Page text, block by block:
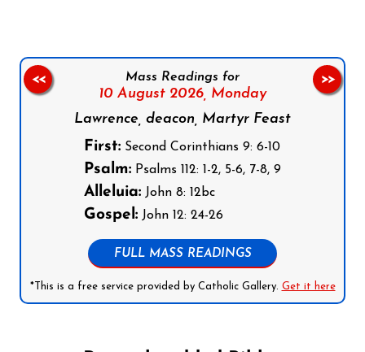
Mass Readings for
10 August 2026, Monday
Lawrence, deacon, Martyr Feast
First: Second Corinthians 9: 6-10
Psalm: Psalms 112: 1-2, 5-6, 7-8, 9
Alleluia: John 8: 12bc
Gospel: John 12: 24-26
FULL MASS READINGS
*This is a free service provided by Catholic Gallery. Get it here
<< >>